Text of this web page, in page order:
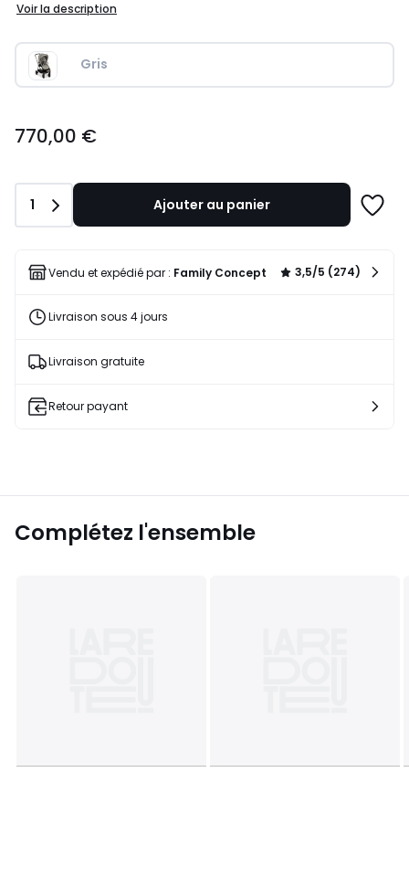
Voir la description
Gris
€.
770,00 €
Quantité
1 Ajouter au panier
liste
Vendu et expédié par : Family Concept 3,5/5 (274)
Livraison sous 4 jours
Livraison gratuite
Retour payant
Complétez l'ensemble